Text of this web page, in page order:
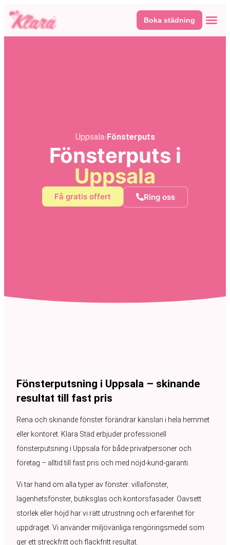
Boka städning
Uppsala›Fönsterputs
Fönsterputs i
Uppsala
Få gratis offert Ring oss
Fönsterputsning i Uppsala – skinande
resultat till fast pris
Rena och skinande fönster förändrar känslan i hela hemmet
eller kontoret. Klara Städ erbjuder professionell
fönsterputsning i Uppsala för både privatpersoner och
företag – alltid till fast pris och med nöjd-kund-garanti.
Vi tar hand om alla typer av fönster: villafönster,
lägenhetsfönster, butiksglas och kontorsfasader. Oavsett
storlek eller höjd har vi rätt utrustning och erfarenhet för
uppdraget. Vi använder miljövänliga rengöringsmedel som
ger ett streckfritt och fläckfritt resultat.